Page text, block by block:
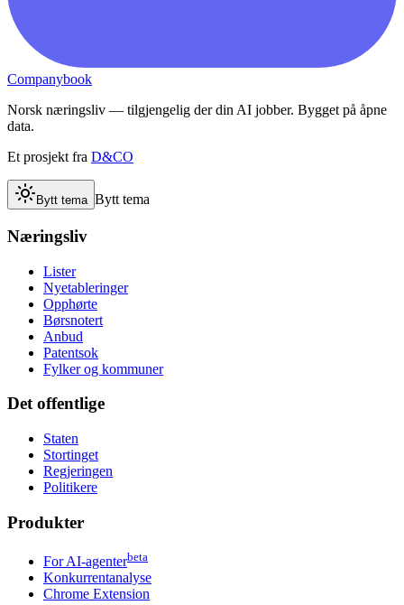
Companybook
Norsk næringsliv — tilgjengelig der din AI jobber. Bygget på åpne
data.
Et prosjekt fra D&CO
Bytt tema Bytt tema
Næringsliv
Lister
Nyetableringer
Opphørte
Børsnotert
Anbud
Patentsok
Fylker og kommuner
Det offentlige
Staten
Stortinget
Regjeringen
Politikere
Produkter
For AI-agenterbeta
Konkurrentanalyse
Chrome Extension